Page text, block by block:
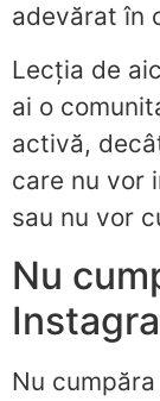
adevărat în
Lecția de
ai o
activă,
care nu vor
sau nu vor
Nu
Nu